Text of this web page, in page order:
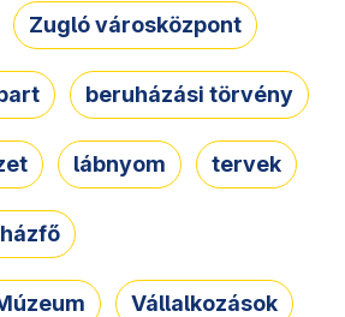
Zugló városközpont
beruházási törvény
lábnyom tervek
Vállalkozások